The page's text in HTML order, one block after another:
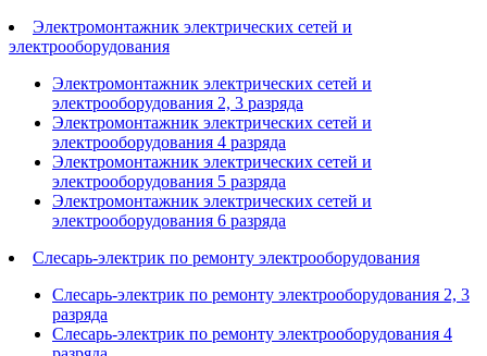
Электромонтажник электрических сетей и
электрооборудования
Электромонтажник электрических сетей и
электрооборудования 2, 3 разряда
Электромонтажник электрических сетей и
электрооборудования 4 разряда
Электромонтажник электрических сетей и
электрооборудования 5 разряда
Электромонтажник электрических сетей и
электрооборудования 6 разряда
Слесарь-электрик по ремонту электрооборудования
Слесарь-электрик по ремонту электрооборудования 2, 3
разряда
Слесарь-электрик по ремонту электрооборудования 4